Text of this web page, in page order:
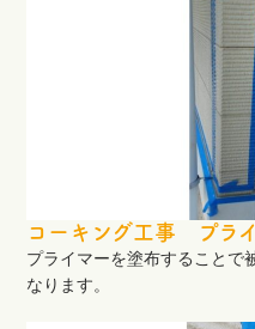
コーキング工事 プラ
プライマーを塗布することで
なります。